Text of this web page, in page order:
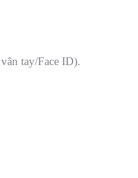
tay/Face ID).